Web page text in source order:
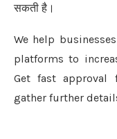
सकती है।
We help
platforms to
Get fast approval
gather further